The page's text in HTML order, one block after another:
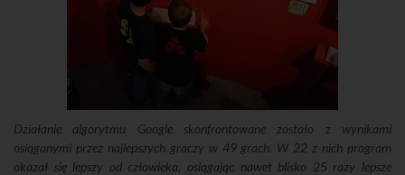
Działanie algorytmu Google skonfrontowane zostało z wynikami
osiąganymi przez najlepszych graczy w 49 grach. W 22 z nich program
okazał się lepszy od człowieka, osiągając nawet blisko 25 razy lepsze